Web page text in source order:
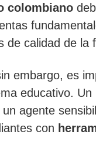
colombiano
de calidad de la
embargo, es
educativo.
agente
con